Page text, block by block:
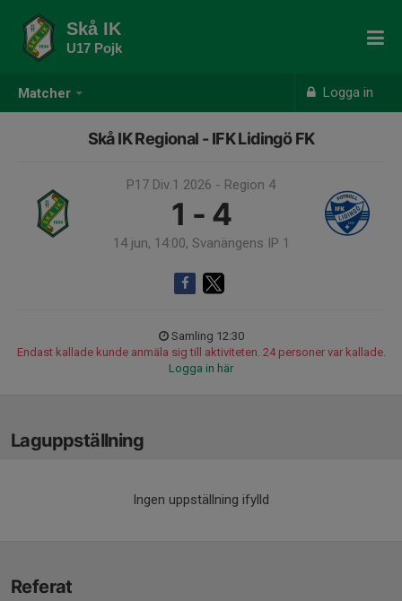
Matcher Logga in
Skå IK
U17 Pojk
Skå IK Regional - IFK Lidingö FK
P17 Div.1 2026 - Region 4
1 - 4
14 jun, 14:00, Svanängens IP 1
Samling 12:30
Endast kallade kunde anmäla sig till aktiviteten. 24 personer var kallade.
Logga in här
Laguppställning
Ingen uppställning ifylld
Referat